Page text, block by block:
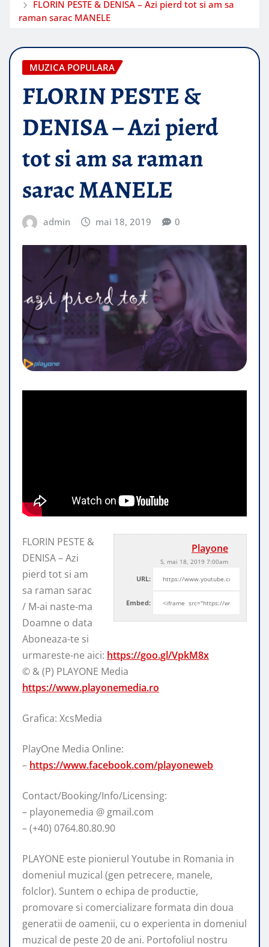
FLORIN PESTE & DENISA – Azi pierd tot si am sa
raman sarac MANELE
MUZICA POPULARA
FLORIN PESTE &
DENISA – Azi pierd
tot si am sa raman
sarac MANELE
admin mai 18, 2019 0
Playone
S, mai 18, 2019 7:00am
URL:
Embed:
FLORIN PESTE &
DENISA – Azi
pierd tot si am
sa raman sarac
/ M-ai naste-ma
Doamne o data
Aboneaza-te si
urmareste-ne aici: https://goo.gl/VpkM8x
© & (P) PLAYONE Media
https://www.playonemedia.ro
Grafica: XcsMedia
PlayOne Media Online:
– https://www.facebook.com/playoneweb
Contact/Booking/Info/Licensing:
– playonemedia @ gmail.com
– (+40) 0764.80.80.90
PLAYONE este pionierul Youtube in Romania in
domeniul muzical (gen petrecere, manele,
folclor). Suntem o echipa de productie,
promovare si comercializare formata din doua
generatii de oamenii, cu o experienta in domeniul
muzical de peste 20 de ani. Portofoliul nostru